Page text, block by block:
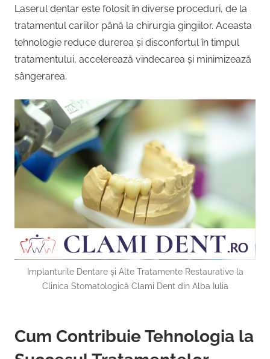
Laserul dentar este folosit în diverse proceduri, de la
tratamentul cariilor până la chirurgia gingiilor. Aceasta
tehnologie reduce durerea și disconfortul în timpul
tratamentului, accelerează vindecarea și minimizează
sângerarea.
Implanturile Dentare și Alte Tratamente Restaurative la
Clinica Stomatologică Clami Dent din Alba Iulia
Cum Contribuie Tehnologia la